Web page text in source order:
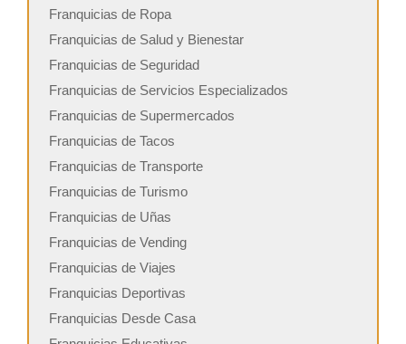
Franquicias de Ropa
Franquicias de Salud y Bienestar
Franquicias de Seguridad
Franquicias de Servicios Especializados
Franquicias de Supermercados
Franquicias de Tacos
Franquicias de Transporte
Franquicias de Turismo
Franquicias de Uñas
Franquicias de Vending
Franquicias de Viajes
Franquicias Deportivas
Franquicias Desde Casa